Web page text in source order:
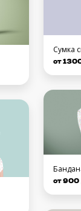
Сумка
от
от 900